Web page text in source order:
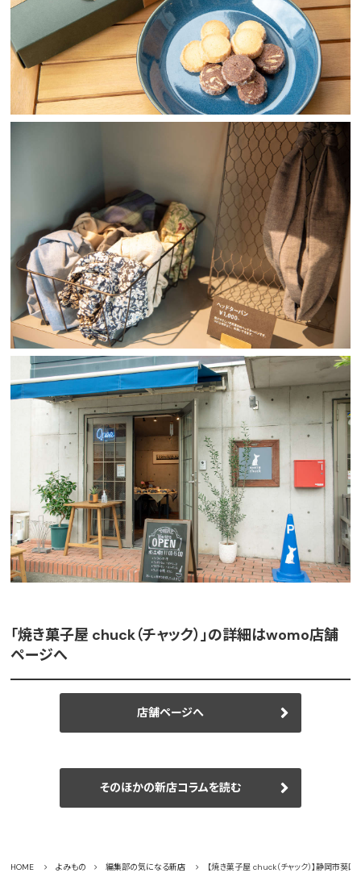
「焼き菓子屋 chuck（チャック）」の詳細はwomo店舗
ページへ
店舗ページへ
そのほかの新店コラムを読む
HOME よみもの 編集部の気になる新店 【焼き菓子屋 chuck（チャック）】静岡市